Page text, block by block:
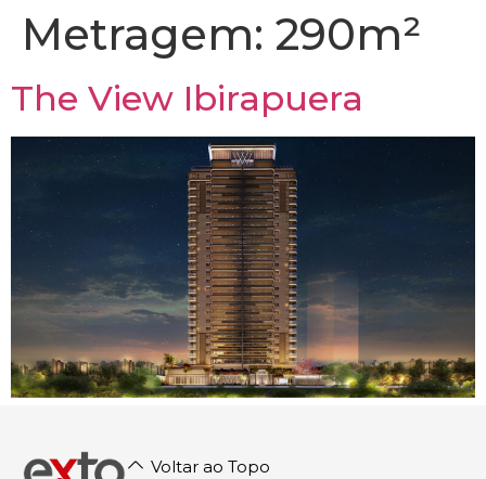
Metragem: 290m²
The View Ibirapuera
Voltar ao Topo